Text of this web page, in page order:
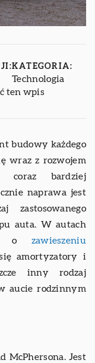
KATEGORIA:
Technologia
ten wpis
budowy każdego
wraz z rozwojem
coraz bardziej
naprawa jest
zastosowanego
auta. W autach
o zawieszeniu
amortyzatory i
inny rodzaj
aucie rodzinnym
McPhersona. Jest